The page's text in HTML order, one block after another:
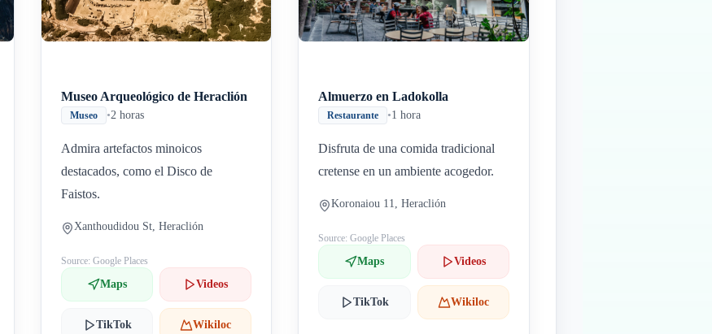
Museo Arqueológico de Heraclión
Museo •2 horas
Admira artefactos minoicos
destacados, como el Disco de
Faistos.
Xanthoudidou St, Heraclión
Source: Google Places
Maps Videos
TikTok Wikiloc
Almuerzo en Ladokolla
Restaurante •1 hora
Disfruta de una comida tradicional
cretense en un ambiente acogedor.
Koronaiou 11, Heraclión
Source: Google Places
Maps Videos
TikTok Wikiloc